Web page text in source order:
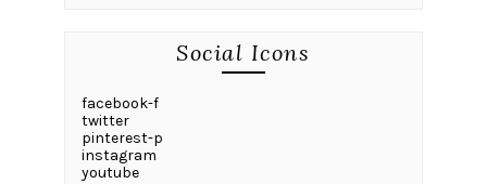
Social Icons
facebook-f
twitter
pinterest-p
instagram
youtube